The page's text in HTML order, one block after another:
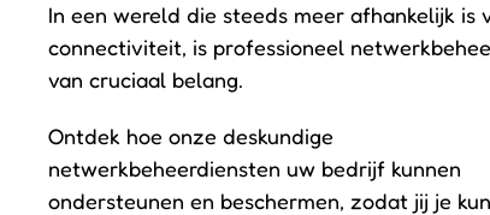
In een wereld die steeds meer afhankelijk is
connectiviteit, is professioneel
van cruciaal belang.
Ontdek hoe onze deskundige
netwerkbeheerdiensten uw bedrijf kunnen
ondersteunen en beschermen, zodat jij je